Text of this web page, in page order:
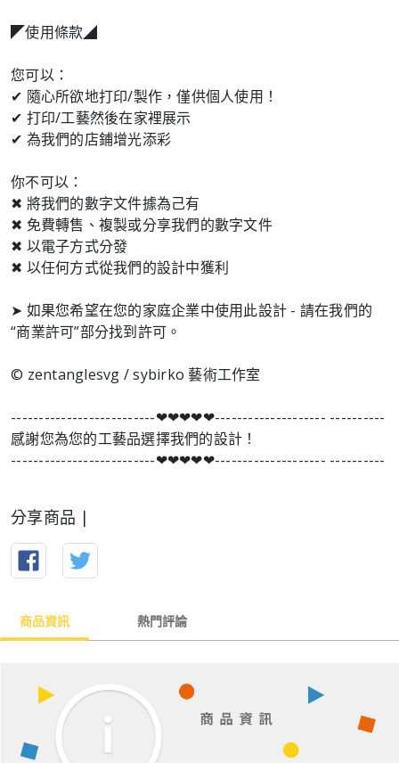
◤使用條款◢
您可以：
✔ 隨心所欲地打印/製作，僅供個人使用！
✔ 打印/工藝然後在家裡展示
✔ 為我們的店鋪增光添彩
你不可以：
✖ 將我們的數字文件據為己有
✖ 免費轉售、複製或分享我們的數字文件
✖ 以電子方式分發
✖ 以任何方式從我們的設計中獲利
➤ 如果您希望在您的家庭企業中使用此設計 - 請在我們的
“商業許可”部分找到許可。
© zentanglesvg / sybirko 藝術工作室
--------------------------❤︎❤︎❤︎❤︎❤︎-------------------- ----------
感謝您為您的工藝品選擇我們的設計！
--------------------------❤︎❤︎❤︎❤︎❤︎-------------------- ----------
分享商品 |
商品資訊 熱門評論